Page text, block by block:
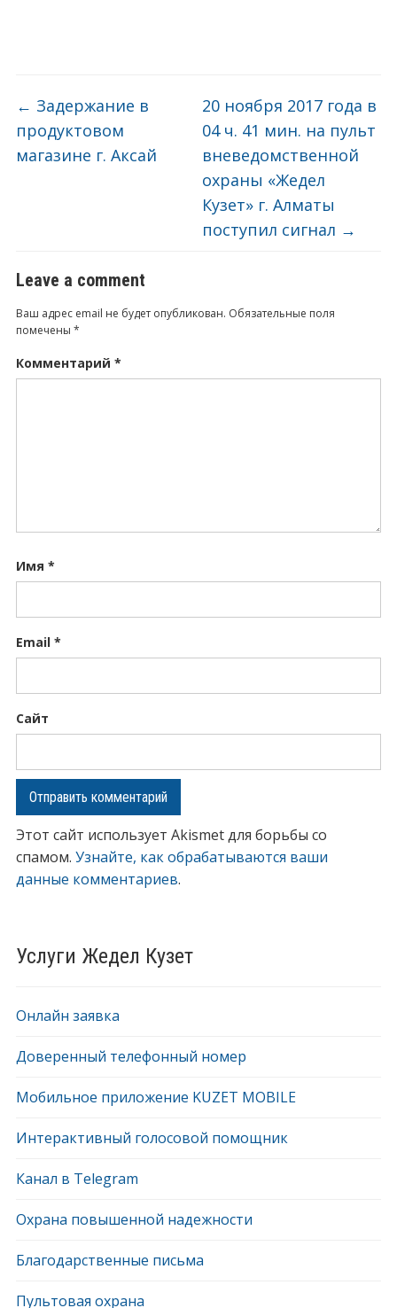
Услуги Жедел Кузет
Онлайн заявка
Доверенный телефонный номер
Мобильное приложение KUZET MOBILE
Интерактивный голосовой помощник
Канал в Telegram
Охрана повышенной надежности
Благодарственные письма
Пультовая охрана
← Задержание в
продуктовом
магазине г. Аксай
20 ноября 2017 года в
04 ч. 41 мин. на пульт
вневедомственной
охраны «Жедел
Кузет» г. Алматы
поступил сигнал →
Leave a comment
Ваш адрес email не будет опубликован. Обязательные поля
помечены *
Комментарий *
Имя *
Email *
Сайт
Этот сайт использует Akismet для борьбы со
спамом. Узнайте, как обрабатываются ваши
данные комментариев.